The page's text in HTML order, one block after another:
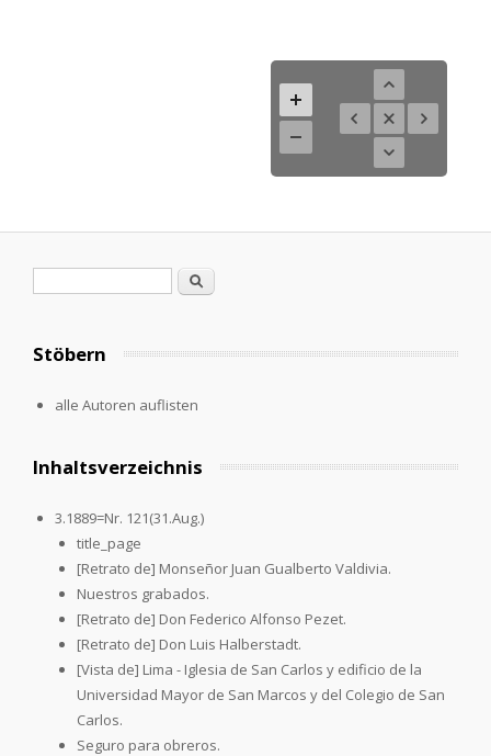
Search
Stöbern
alle Autoren auflisten
Inhaltsverzeichnis
3.1889=Nr. 121(31.Aug.)
title_page
[Retrato de] Monseñor Juan Gualberto Valdivia.
Nuestros grabados.
[Retrato de] Don Federico Alfonso Pezet.
[Retrato de] Don Luis Halberstadt.
[Vista de] Lima - Iglesia de San Carlos y edificio de la
Universidad Mayor de San Marcos y del Colegio de San
Carlos.
Seguro para obreros.